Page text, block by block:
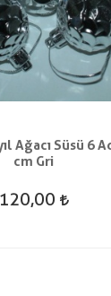
Ağacı Süsü 6
cm Gri
120,00